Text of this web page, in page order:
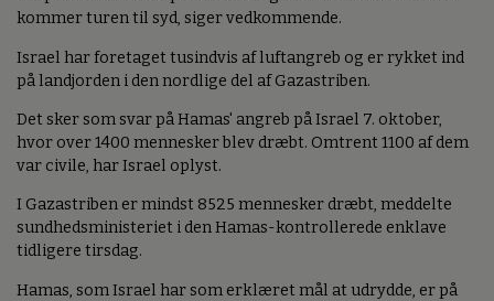
kommer turen til syd, siger vedkommende.
Israel har foretaget tusindvis af luftangreb og er rykket ind
på landjorden i den nordlige del af Gazastriben.
Det sker som svar på Hamas' angreb på Israel 7. oktober,
hvor over 1400 mennesker blev dræbt. Omtrent 1100 af dem
var civile, har Israel oplyst.
I Gazastriben er mindst 8525 mennesker dræbt, meddelte
sundhedsministeriet i den Hamas-kontrollerede enklave
tidligere tirsdag.
Hamas, som Israel har som erklæret mål at udrydde, er på